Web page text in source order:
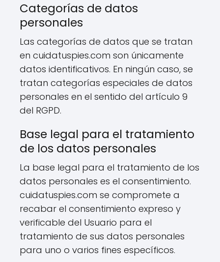
Categorías de datos
personales
Las categorías de datos que se tratan
en cuidatuspies.com son únicamente
datos identificativos. En ningún caso, se
tratan categorías especiales de datos
personales en el sentido del artículo 9
del RGPD.
Base legal para el tratamiento
de los datos personales
La base legal para el tratamiento de los
datos personales es el consentimiento.
cuidatuspies.com se compromete a
recabar el consentimiento expreso y
verificable del Usuario para el
tratamiento de sus datos personales
para uno o varios fines específicos.